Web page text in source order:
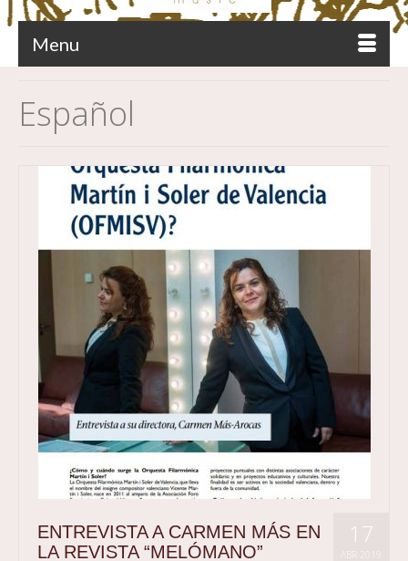
Menu
Español
17
ABR 2019
ENTREVISTA A CARMEN MÁS EN
LA REVISTA “MELÓMANO”